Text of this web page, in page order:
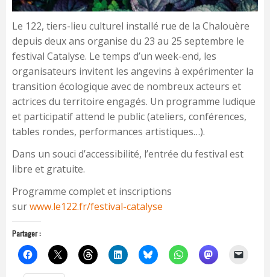
Le 122, tiers-lieu culturel installé rue de la Chalouère
depuis deux ans organise du 23 au 25 septembre le
festival Catalyse. Le temps d’un week-end, les
organisateurs invitent les angevins à expérimenter la
transition écologique avec de nombreux acteurs et
actrices du territoire engagés. Un programme ludique
et participatif attend le public (ateliers, conférences,
tables rondes, performances artistiques…).
Dans un souci d’accessibilité, l’entrée du festival est
libre et gratuite.
Programme complet et inscriptions
surwww.le122.fr/festival-catalyse
Partager :